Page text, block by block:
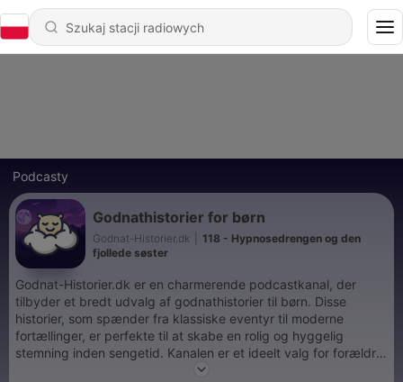
Podcasty
Godnathistorier for børn
Godnat-Historier.dk
118 - Hypnosedrengen og den
fjollede søster
Godnat-Historier.dk er en charmerende podcastkanal, der
tilbyder et bredt udvalg af godnathistorier til børn. Disse
historier, som spænder fra klassiske eventyr til moderne
fortællinger, er perfekte til at skabe en rolig og hyggelig
stemning inden sengetid. Kanalen er et ideelt valg for forældre,
der ønsker at introducere deres børn for glæden ved